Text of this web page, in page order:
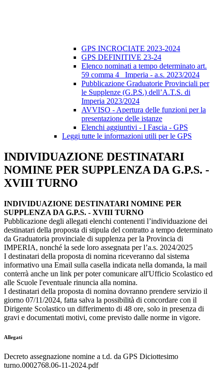
GPS INCROCIATE 2023-2024
GPS DEFINITIVE 23-24
Elenco nominati a tempo determinato art.
59 comma 4_ Imperia - a.s. 2023/2024
Pubblicazione Graduatorie Provinciali per
le Supplenze (G.P.S.) dell’A.T.S. di
Imperia 2023/2024
AVVISO - Apertura delle funzioni per la
presentazione delle istanze
Elenchi aggiuntivi - I Fascia - GPS
Leggi tutte le informazioni utili per le GPS
INDIVIDUAZIONE DESTINATARI
NOMINE PER SUPPLENZA DA G.P.S. -
XVIII TURNO
INDIVIDUAZIONE DESTINATARI NOMINE PER
SUPPLENZA DA G.P.S. - XVIII TURNO
Pubblicazione degli allegati elenchi contenenti l’individuazione dei
destinatari della proposta di stipula del contratto a tempo determinato
da Graduatoria provinciale di supplenza per la Provincia di
IMPERIA, nonché la sede loro assegnata per l’a.s. 2024/2025
I destinatari della proposta di nomina riceveranno dal sistema
informativo una Email sulla casella indicata nella domanda, la mail
conterrà anche un link per poter comunicare all'Ufficio Scolastico ed
alle Scuole l'eventuale rinuncia alla nomina.
I destinatari della proposta di nomina dovranno prendere servizio il
giorno 07/11/2024, fatta salva la possibilità di concordare con il
Dirigente Scolastico un differimento di 48 ore, solo in presenza di
gravi e documentati motivi, come previsto dalle norme in vigore.
Allegati
Decreto assegnazione nomine a t.d. da GPS Diciottesimo
turno.0002768.06-11-2024.pdf